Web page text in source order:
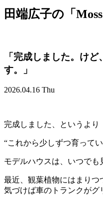
田端広子の「Moss
「完成しました。け
す。」
2026.04.16 Thu
完成しました、というより
“これから少しずつ育ってい
モデルハウスは、いつでも
最近、観葉植物にはまりつ
気づけば車のトランクがグ